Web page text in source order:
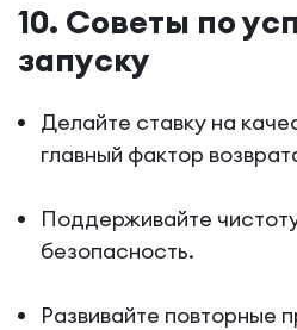
10. Советы по
запуску
Делайте ставку на
главный фактор
Поддерживайте
безопасность.
Развивайте повторные